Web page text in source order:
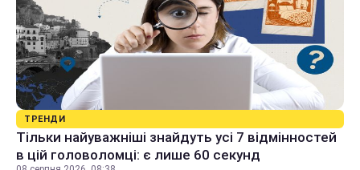
ТРЕНДИ
Тільки найуважніші знайдуть усі 7 відмінностей
в цій головоломці: є лише 60 секунд